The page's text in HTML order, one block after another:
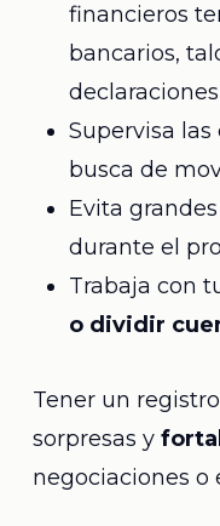
financieros
bancarios,
Supervisa
busca de
Evita
durante el
Trabaja con
o dividir
Tener un
sorpresas y
negociaciones o